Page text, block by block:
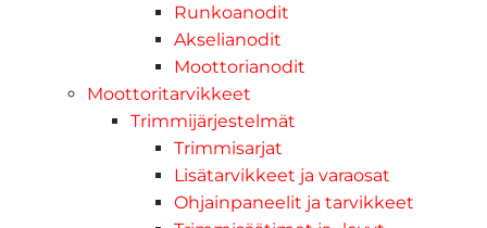
Runkoanodit
Akselianodit
Moottorianodit
Moottoritarvikkeet
Trimmijärjestelmät
Trimmisarjat
Lisätarvikkeet ja varaosat
Ohjainpaneelit ja tarvikkeet